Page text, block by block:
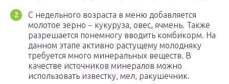
С недельного возраста в меню добавляется
молотое зерно − кукуруза, овес, ячмень. Также
разрешается понемногу вводить комбикорм. На
данном этапе активно растущему молодняку
требуется много минеральных веществ. В
качестве источников минералов можно
использовать известку, мел, ракушечник.